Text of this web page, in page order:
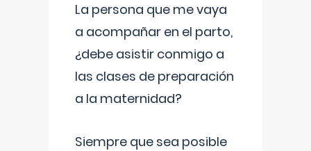
La persona que me vaya
a acompañar en el parto,
¿debe asistir conmigo a
las clases de preparación
a la maternidad?
Siempre que sea posible